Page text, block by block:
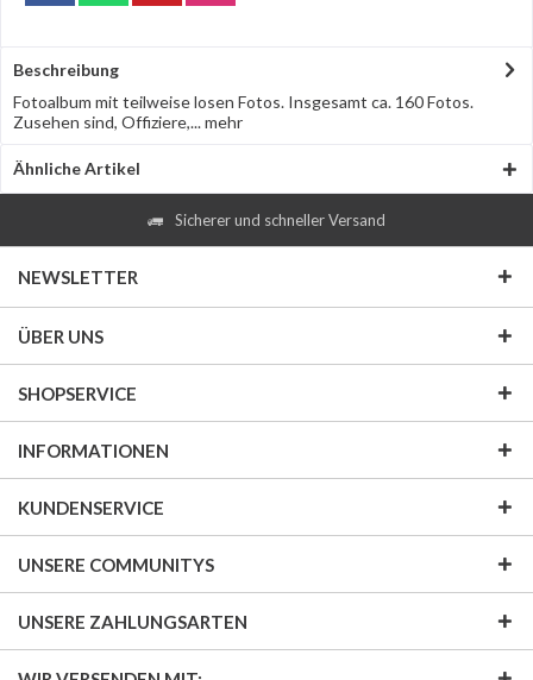
Beschreibung
Fotoalbum mit teilweise losen Fotos. Insgesamt ca. 160 Fotos.
Zusehen sind, Offiziere,...mehr
Ähnliche Artikel
Sicherer und schneller Versand
NEWSLETTER
ÜBER UNS
SHOPSERVICE
INFORMATIONEN
KUNDENSERVICE
UNSERE COMMUNITYS
UNSERE ZAHLUNGSARTEN